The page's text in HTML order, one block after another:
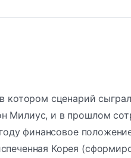
котором сценарий
и в прошлом
финансовое
Корея